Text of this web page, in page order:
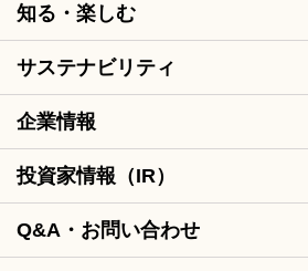
知る・楽しむ
サステナビリティ
企業情報
投資家情報（IR）
Q&A・お問い合わせ